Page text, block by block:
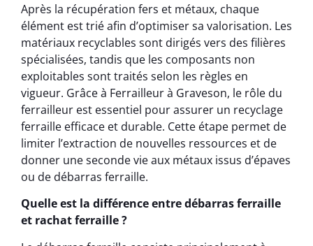
Après la récupération fers et métaux, chaque
élément est trié afin d’optimiser sa valorisation. Les
matériaux recyclables sont dirigés vers des filières
spécialisées, tandis que les composants non
exploitables sont traités selon les règles en
vigueur. Grâce à Ferrailleur à Graveson, le rôle du
ferrailleur est essentiel pour assurer un recyclage
ferraille efficace et durable. Cette étape permet de
limiter l’extraction de nouvelles ressources et de
donner une seconde vie aux métaux issus d’épaves
ou de débarras ferraille.
Quelle est la différence entre débarras ferraille
et rachat ferraille ?